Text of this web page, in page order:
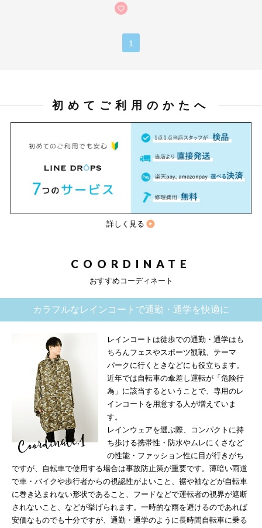
1
初めてご利用のかたへ
詳しく見る
COORDINATE
おすすめコーディネート
カラフルなレインコートで通勤・通学を快適に
レインコートは徒歩での通勤・通学はも
ちろんフェスやスポーツ観戦、テーマ
パークに行くときなどにも役立ちます。
近年では自転車の傘差し運転が「危険行
為」に該当するということで、専用のレ
インコートを用意する人が増えていま
す。
レインウェアを選ぶ際、コンパクトに持
ち歩ける携帯性・防水やムレにくさなど
の性能・ファッション性に目が行きがち
ですが、自転車で使用する場合は事故防止策が重要です。薄暗い雨道
で車・バイクや歩行者からの視認性がよいこと、裾や袖などが自転車
に巻き込まれない形状であること、フードなどで運転者の視界が遮断
されないこと、などが挙げられます。一時的な雨を避けるのであれば
安価なものでも十分ですが、通勤・通学のように長時間自転車に乗る